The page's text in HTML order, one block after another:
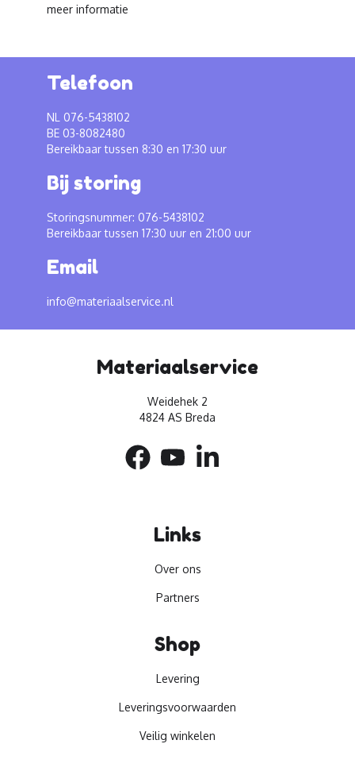
meer informatie
Telefoon
NL 076-5438102
BE 03-8082480
Bereikbaar tussen 8:30 en 17:30 uur
Bij storing
Storingsnummer: 076-5438102
Bereikbaar tussen 17:30 uur en 21:00 uur
Email
info@materiaalservice.nl
Materiaalservice
Weidehek 2
4824 AS Breda
Links
Over ons
Partners
Shop
Levering
Leveringsvoorwaarden
Veilig winkelen